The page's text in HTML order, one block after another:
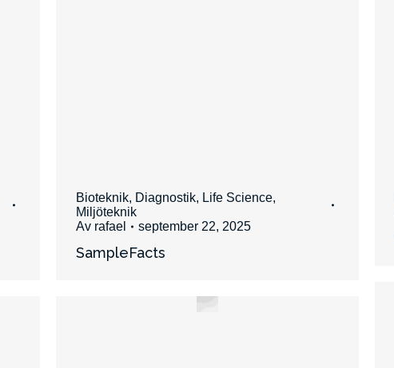
Bioteknik, Diagnostik, Life Science,
Miljöteknik
Av rafael september 22, 2025
SampleFacts